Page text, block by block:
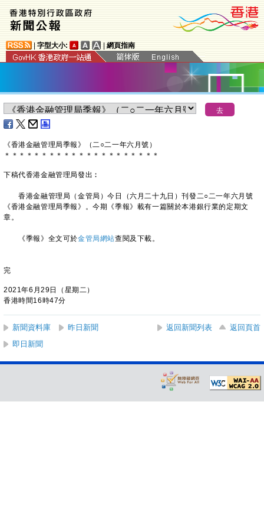
字型大小: 網頁指南
​《香港金融管理局季報》（二○二一年六月號）
＊ ＊ ＊ ＊ ＊ ＊ ＊ ＊ ＊ ＊ ＊ ＊ ＊ ＊ ＊ ＊ ＊ ＊ ＊ ＊ ＊
下稿代香港金融管理局發出︰
香港金融管理局（金管局）今日（六月二十九日）刊發二○二一年六月號
《香港金融管理局季報》。今期《季報》載有一篇關於本港銀行業的定期文
章。
《季報》全文可於金管局網站查閱及下載。
完
2021年6月29日（星期二）
香港時間16時47分
新聞資料庫 昨日新聞 返回新聞列表
返回頁首
即日新聞